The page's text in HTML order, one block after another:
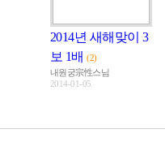
2014년 새해맞이 3
보 1배 (2)
내원궁宗性스님
2014-01-05